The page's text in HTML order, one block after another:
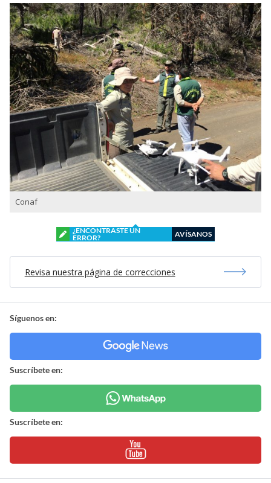
Conaf
¿ENCONTRASTE UN
ERROR?
AVÍSANOS
Revisa nuestra página de correcciones
Síguenos en:
Suscríbete en:
Suscríbete en: